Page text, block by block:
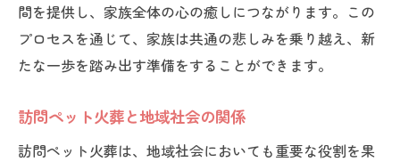
間を提供し、家族全体の心の癒しにつながります。この
プロセスを通じて、家族は共通の悲しみを乗り越え、新
たな一歩を踏み出す準備をすることができます。
訪問ペット火葬と地域社会の関係
訪問ペット火葬は、地域社会においても重要な役割を果